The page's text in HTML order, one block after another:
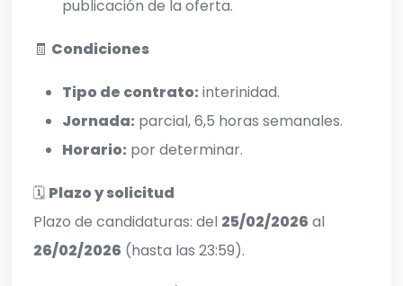
publicación de la oferta.
🧾 Condiciones
Tipo de contrato: interinidad.
Jornada: parcial, 6,5 horas semanales.
Horario: por determinar.
🗓️ Plazo y solicitud
Plazo de candidaturas: del 25/02/2026 al
26/02/2026 (hasta las 23:59).